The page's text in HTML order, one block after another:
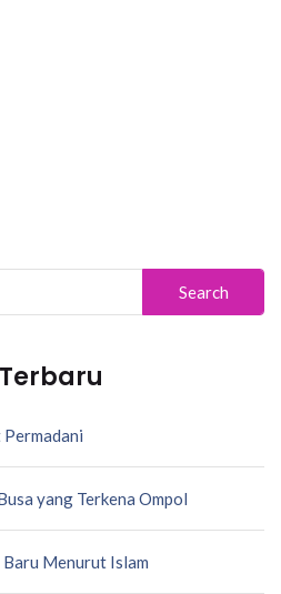
yang Terkena Ompol
Baru Menurut Islam